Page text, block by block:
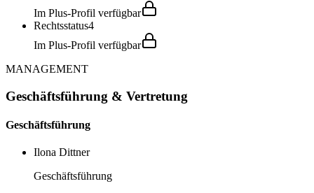
Im Plus-Profil verfügbar
Rechtsstatus4
Im Plus-Profil verfügbar
MANAGEMENT
Geschäftsführung & Vertretung
Geschäftsführung
Ilona Dittner
Geschäftsführung